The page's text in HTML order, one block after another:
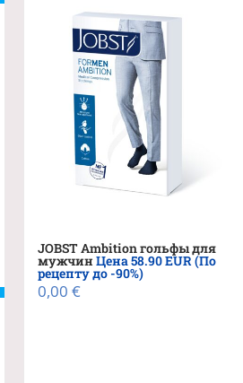
JOBST Ambition гольфы для
мужчинЦена 58.90 EUR (По
рецепту до -90%)
0,00€